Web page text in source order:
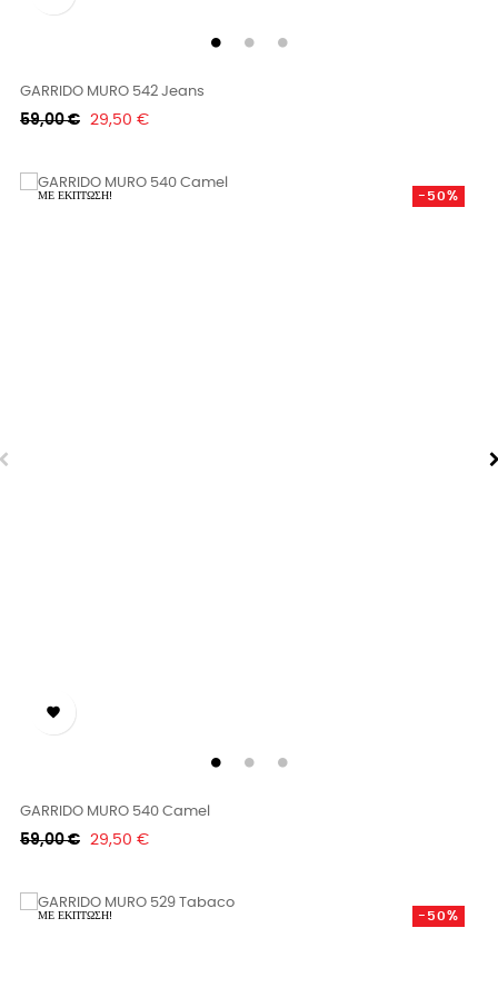
GARRIDO MURO 542 Jeans
Κανονική
59,00 € Τιμή
29,50 €
ΜΕ ΈΚΠΤΩΣΗ!

GARRIDO MURO 540 Camel
Κανονική
59,00 €
-50%
Τιμή
29,50 €
ΜΕ ΈΚΠΤΩΣΗ! -50%